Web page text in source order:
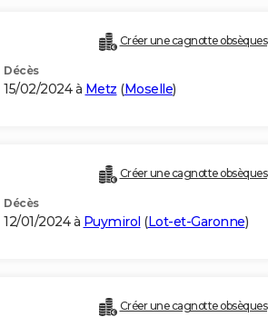
Créer une cagnotte obsèques
Décès
15/02/2024 à Metz (Moselle)
Créer une cagnotte obsèques
Décès
12/01/2024 à Puymirol (Lot-et-Garonne)
Créer une cagnotte obsèques